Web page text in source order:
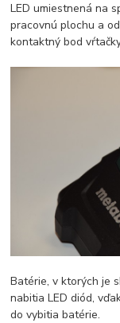
LED umiestnená na
pracovnú plochu a
kontaktný bod
Batérie, v ktorých je
nabitia LED diód,
do vybitia batérie.